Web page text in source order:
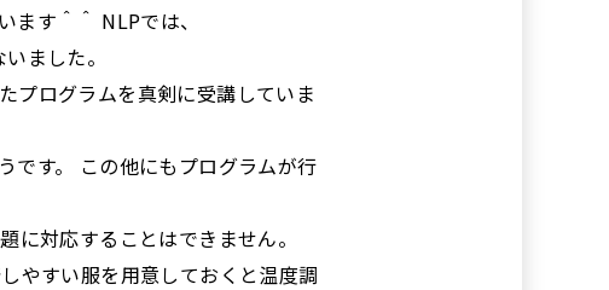
す＾＾ NLPでは、
ました。
プログラムを真剣に受講していま
です。 この他にもプログラムが行
に対応することはできません。
やすい服を用意しておくと温度調